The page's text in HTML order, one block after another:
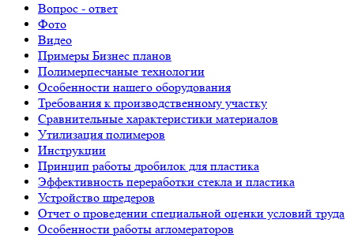
Вопрос - ответ
Фото
Видео
Примеры Бизнес планов
Полимерпесчаные технологии
Особенности нашего оборудования
Требования к производственному участку
Сравнительные характеристики материалов
Утилизация полимеров
Инструкции
Принцип работы дробилок для пластика
Эффективность переработки стекла и пластика
Устройство шредеров
Отчет о проведении специальной оценки условий труда
Особенности работы агломераторов